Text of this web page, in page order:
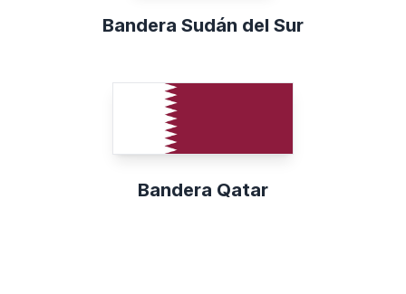
Bandera Sudán del Sur
Bandera Qatar